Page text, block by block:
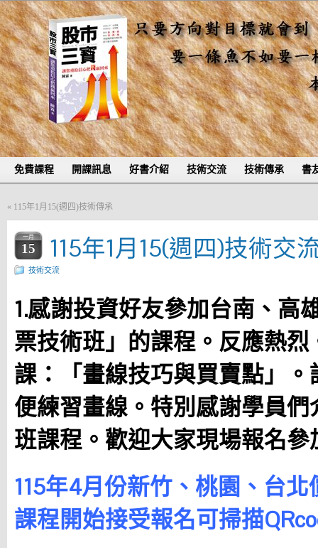
免費課程 開課訊息 好書介紹 技術交流 技術傳承 書
« 115年1月15(週四)技術傳承
一月
15 115年1月15(週四)技術交
技術交流
1.感謝投資好友參加台南、高
票技術班」的課程。反應熱
課：「畫線技巧與買賣點」
便練習畫線。特別感謝學員
班課程。歡迎大家現場報名參
115年4月份新竹、桃園、台
課程開始接受報名可掃描